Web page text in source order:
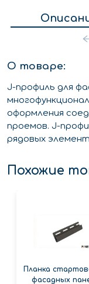
О товаре:
J-профиль для
оформления
проемов. J-
рядовых
Похожие
Планка
фасадных